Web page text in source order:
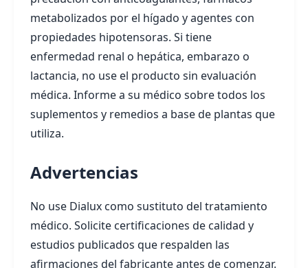
metabolizados por el hígado y agentes con
propiedades hipotensoras. Si tiene
enfermedad renal o hepática, embarazo o
lactancia, no use el producto sin evaluación
médica. Informe a su médico sobre todos los
suplementos y remedios a base de plantas que
utiliza.
Advertencias
No use Dialux como sustituto del tratamiento
médico. Solicite certificaciones de calidad y
estudios publicados que respalden las
afirmaciones del fabricante antes de comenzar.